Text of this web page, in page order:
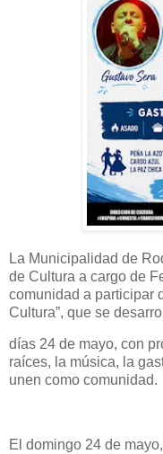
La Municipalidad de
de Cultura a cargo de
comunidad a participar
Cultura”, que se
días 24 de mayo, con
raíces, la música, la
unen como comunidad.
El domingo 24 de